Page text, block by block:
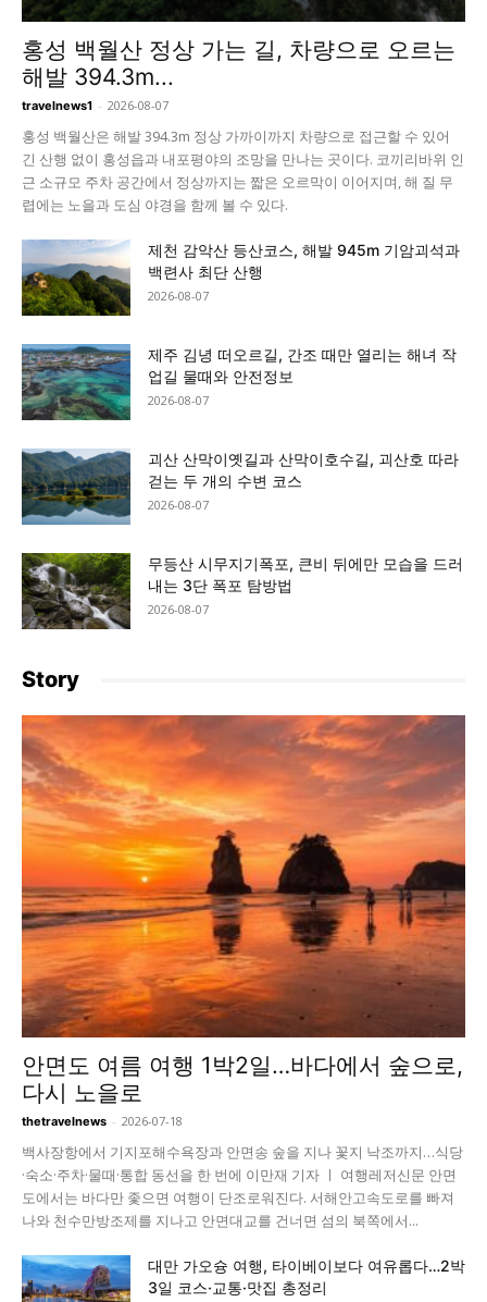
홍성 백월산 정상 가는 길, 차량으로 오르는
해발 394.3m...
travelnews1 - 2026-08-07
홍성 백월산은 해발 394.3m 정상 가까이까지 차량으로 접근할 수 있어
긴 산행 없이 홍성읍과 내포평야의 조망을 만나는 곳이다. 코끼리바위 인
근 소규모 주차 공간에서 정상까지는 짧은 오르막이 이어지며, 해 질 무
렵에는 노을과 도심 야경을 함께 볼 수 있다.
제천 감악산 등산코스, 해발 945m 기암괴석과
백련사 최단 산행
2026-08-07
제주 김녕 떠오르길, 간조 때만 열리는 해녀 작
업길 물때와 안전정보
2026-08-07
괴산 산막이옛길과 산막이호수길, 괴산호 따라
걷는 두 개의 수변 코스
2026-08-07
무등산 시무지기폭포, 큰비 뒤에만 모습을 드러
내는 3단 폭포 탐방법
2026-08-07
Story
안면도 여름 여행 1박2일…바다에서 숲으로,
다시 노을로
thetravelnews - 2026-07-18
백사장항에서 기지포해수욕장과 안면송 숲을 지나 꽃지 낙조까지…식당
·숙소·주차·물때·통합 동선을 한 번에 이만재 기자 ㅣ 여행레저신문 안면
도에서는 바다만 좇으면 여행이 단조로워진다. 서해안고속도로를 빠져
나와 천수만방조제를 지나고 안면대교를 건너면 섬의 북쪽에서...
대만 가오슝 여행, 타이베이보다 여유롭다…2박
3일 코스·교통·맛집 총정리